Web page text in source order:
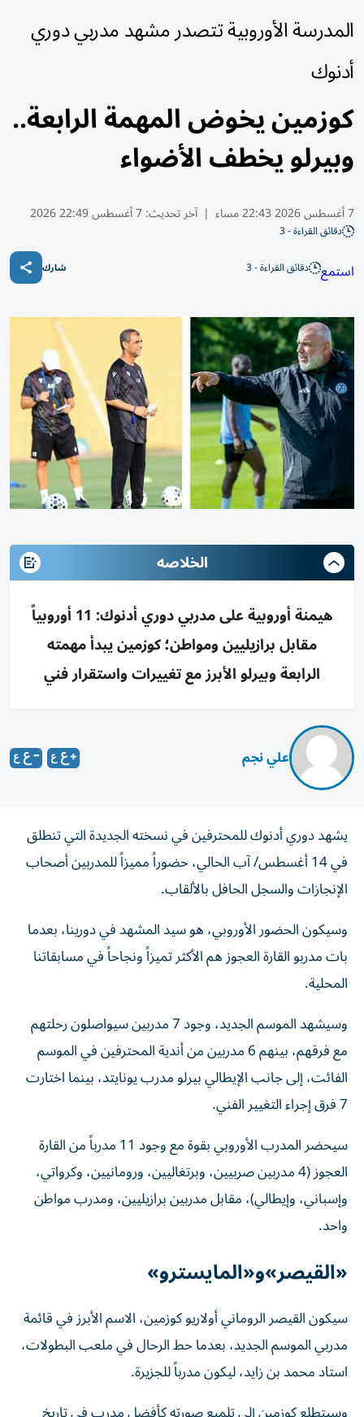
المدرسة الأوروبية تتصدر مشهد مدربي دوري
أدنوك
كوزمين يخوض المهمة الرابعة..
وبيرلو يخطف الأضواء
7 أغسطس 2026 22:43 مساء | آخر تحديث:7 أغسطس 22:49 2026
دقائق القراءة - 3
استمع دقائق القراءة - 3 شارك
الخلاصه
هيمنة أوروبية على مدربي دوري أدنوك: 11 أوروبياً
مقابل برازيليين ومواطن؛ كوزمين يبدأ مهمته
الرابعة وبيرلو الأبرز مع تغييرات واستقرار فني
علي نجم
يشهد دوري أدنوك للمحترفين في نسخته الجديدة التي تنطلق
في 14 أغسطس/ آب الحالي، حضوراً مميزاً للمدربين أصحاب
الإنجازات والسجل الحافل بالألقاب.
وسيكون الحضور الأوروبي، هو سيد المشهد في دورينا، بعدما
بات مدربو القارة العجوز هم الأكثر تميزاً ونجاحاً في مسابقاتنا
المحلية.
وسيشهد الموسم الجديد، وجود 7 مدربين سيواصلون رحلتهم
مع فرقهم، بينهم 6 مدربين من أندية المحترفين في الموسم
الفائت، إلى جانب الإيطالي بيرلو مدرب يونايتد، بينما اختارت
7 فرق إجراء التغيير الفني.
سيحضر المدرب الأوروبي بقوة مع وجود 11 مدرباً من القارة
العجوز (4 مدربين صربيين، وبرتغاليين، ورومانيين، وكرواتي،
وإسباني، وإيطالي)، مقابل مدربين برازيليين، ومدرب مواطن
واحد.
«القيصر»و«المايسترو»
سيكون القيصر الروماني أولاريو كوزمين، الاسم الأبرز في قائمة
مدربي الموسم الجديد، بعدما حط الرحال في ملعب البطولات،
استاد محمد بن زايد، ليكون مدرباً للجزيرة.